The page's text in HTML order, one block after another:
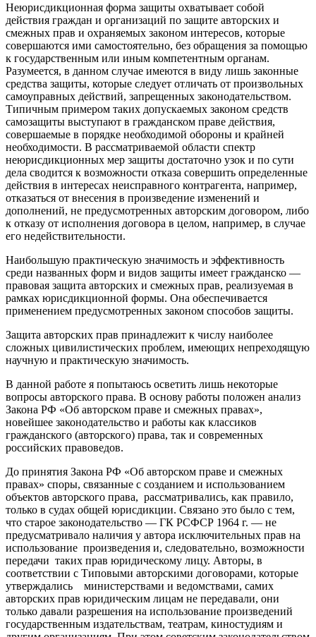
Неюрисдикционная форма защиты охватывает собой
действия граждан и организаций по защите авторских и
смежных прав и охраняемых законом интересов, которые
совершаются ими самостоятельно, без обращения за помощью
к государственным или иным компетентным органам.
Разумеется, в данном случае имеются в виду лишь законные
средства защиты, которые следует отличать от произвольных
самоуправных действий, запрещенных законодательством.
Типичным примером таких допускаемых законом средств
самозащиты выступают в гражданском праве действия,
совершаемые в порядке необходимой обороны и крайней
необходимости. В рассматриваемой области спектр
неюрисдикционных мер защиты достаточно узок и по сути
дела сводится к возможности отказа совершить определенные
действия в интересах неисправного контрагента, например,
отказаться от внесения в произведение изменений и
дополнений, не предусмотренных авторским договором, либо
к отказу от исполнения договора в целом, например, в случае
его недействительности.
Наибольшую практическую значимость и эффективность
среди названных форм и видов защиты имеет гражданско —
правовая защита авторских и смежных прав, реализуемая в
рамках юрисдикционной формы. Она обеспечивается
применением предусмотренных законом способов защиты.
Защита авторских прав принадлежит к числу наиболее
сложных цивилистических проблем, имеющих непреходящую
научную и практическую значимость.
В данной работе я попытаюсь осветить лишь некоторые
вопросы авторского права. В основу работы положен анализ
Закона РФ «Об авторском праве и смежных правах»,
новейшее законодательство и работы как классиков
гражданского (авторского) права, так и современных
российских правоведов.
До принятия Закона РФ «Об авторском праве и смежных
правах» споры, связанные с созданием и использованием
объектов авторского права, рассматривались, как правило,
только в судах общей юрисдикции. Связано это было с тем,
что старое законодательство — ГК РСФСР 1964 г. — не
предусматривало наличия у автора исключительных прав на
использование произведения и, следовательно, возможности
передачи таких прав юридическому лицу. Авторы, в
соответствии с Типовыми авторскими договорами, которые
утверждались министерствами и ведомствами, самих
авторских прав юридическим лицам не передавали, они
только давали разрешения на использование произведений
государственным издательствам, театрам, киностудиям и